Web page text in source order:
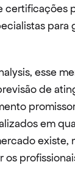
para
esse
de
em
existe,